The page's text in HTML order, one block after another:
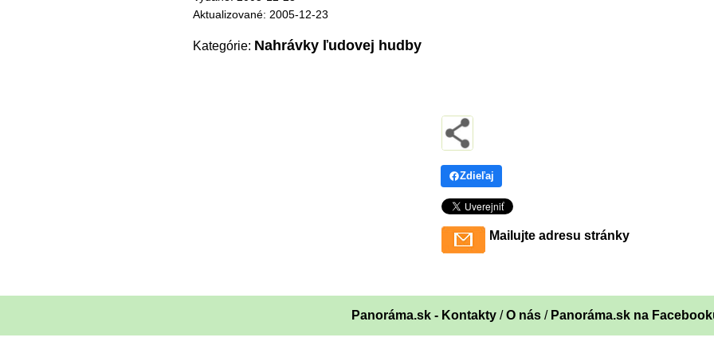
Aktualizované: 2005-12-23
Kategórie: Nahrávky ľudovej hudby
Zdieľaj
Mailujte adresu stránky
Panoráma.sk - Kontakty/O nás/ Panoráma.sk na